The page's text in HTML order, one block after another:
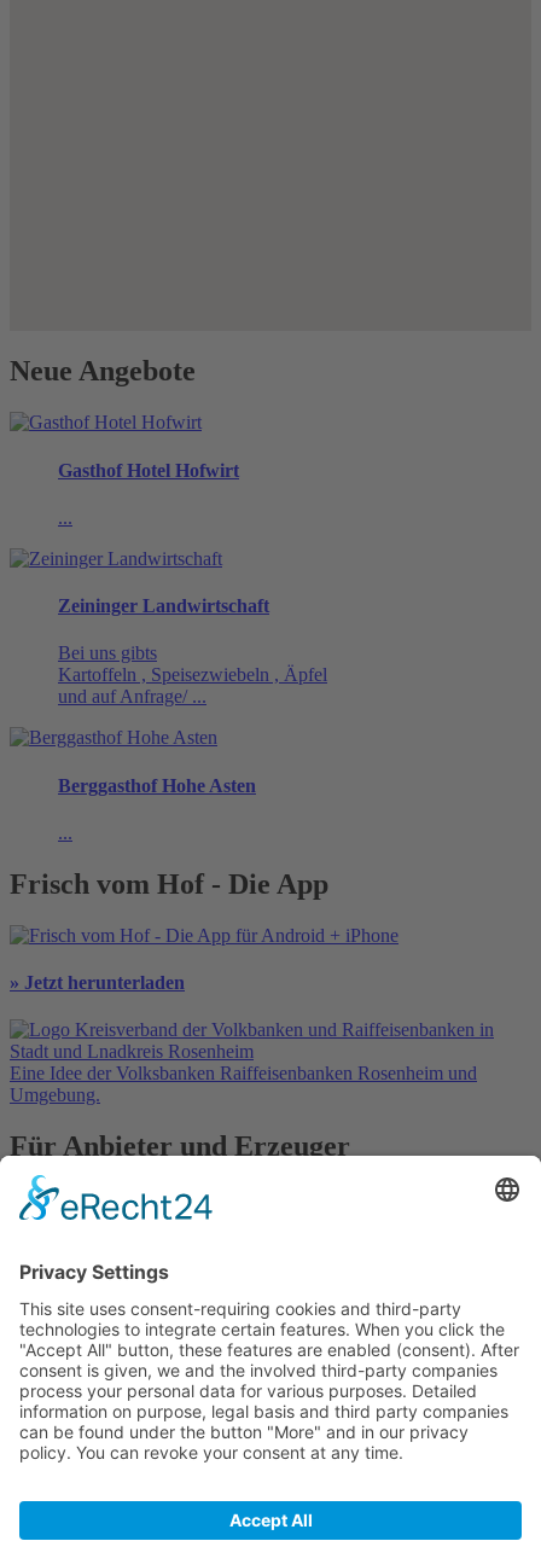
Neue Angebote
Gasthof Hotel Hofwirt
...
Zeininger Landwirtschaft
Bei uns gibts
Kartoffeln , Speisezwiebeln , Äpfel
und auf Anfrage/ ...
Berggasthof Hohe Asten
...
Frisch vom Hof - Die App
» Jetzt herunterladen
Eine Idee der Volksbanken Raiffeisenbanken Rosenheim und
Umgebung.
Für Anbieter und Erzeuger
» Ihre Werbung
In Kooperation mit
Kontakt
Registrieren